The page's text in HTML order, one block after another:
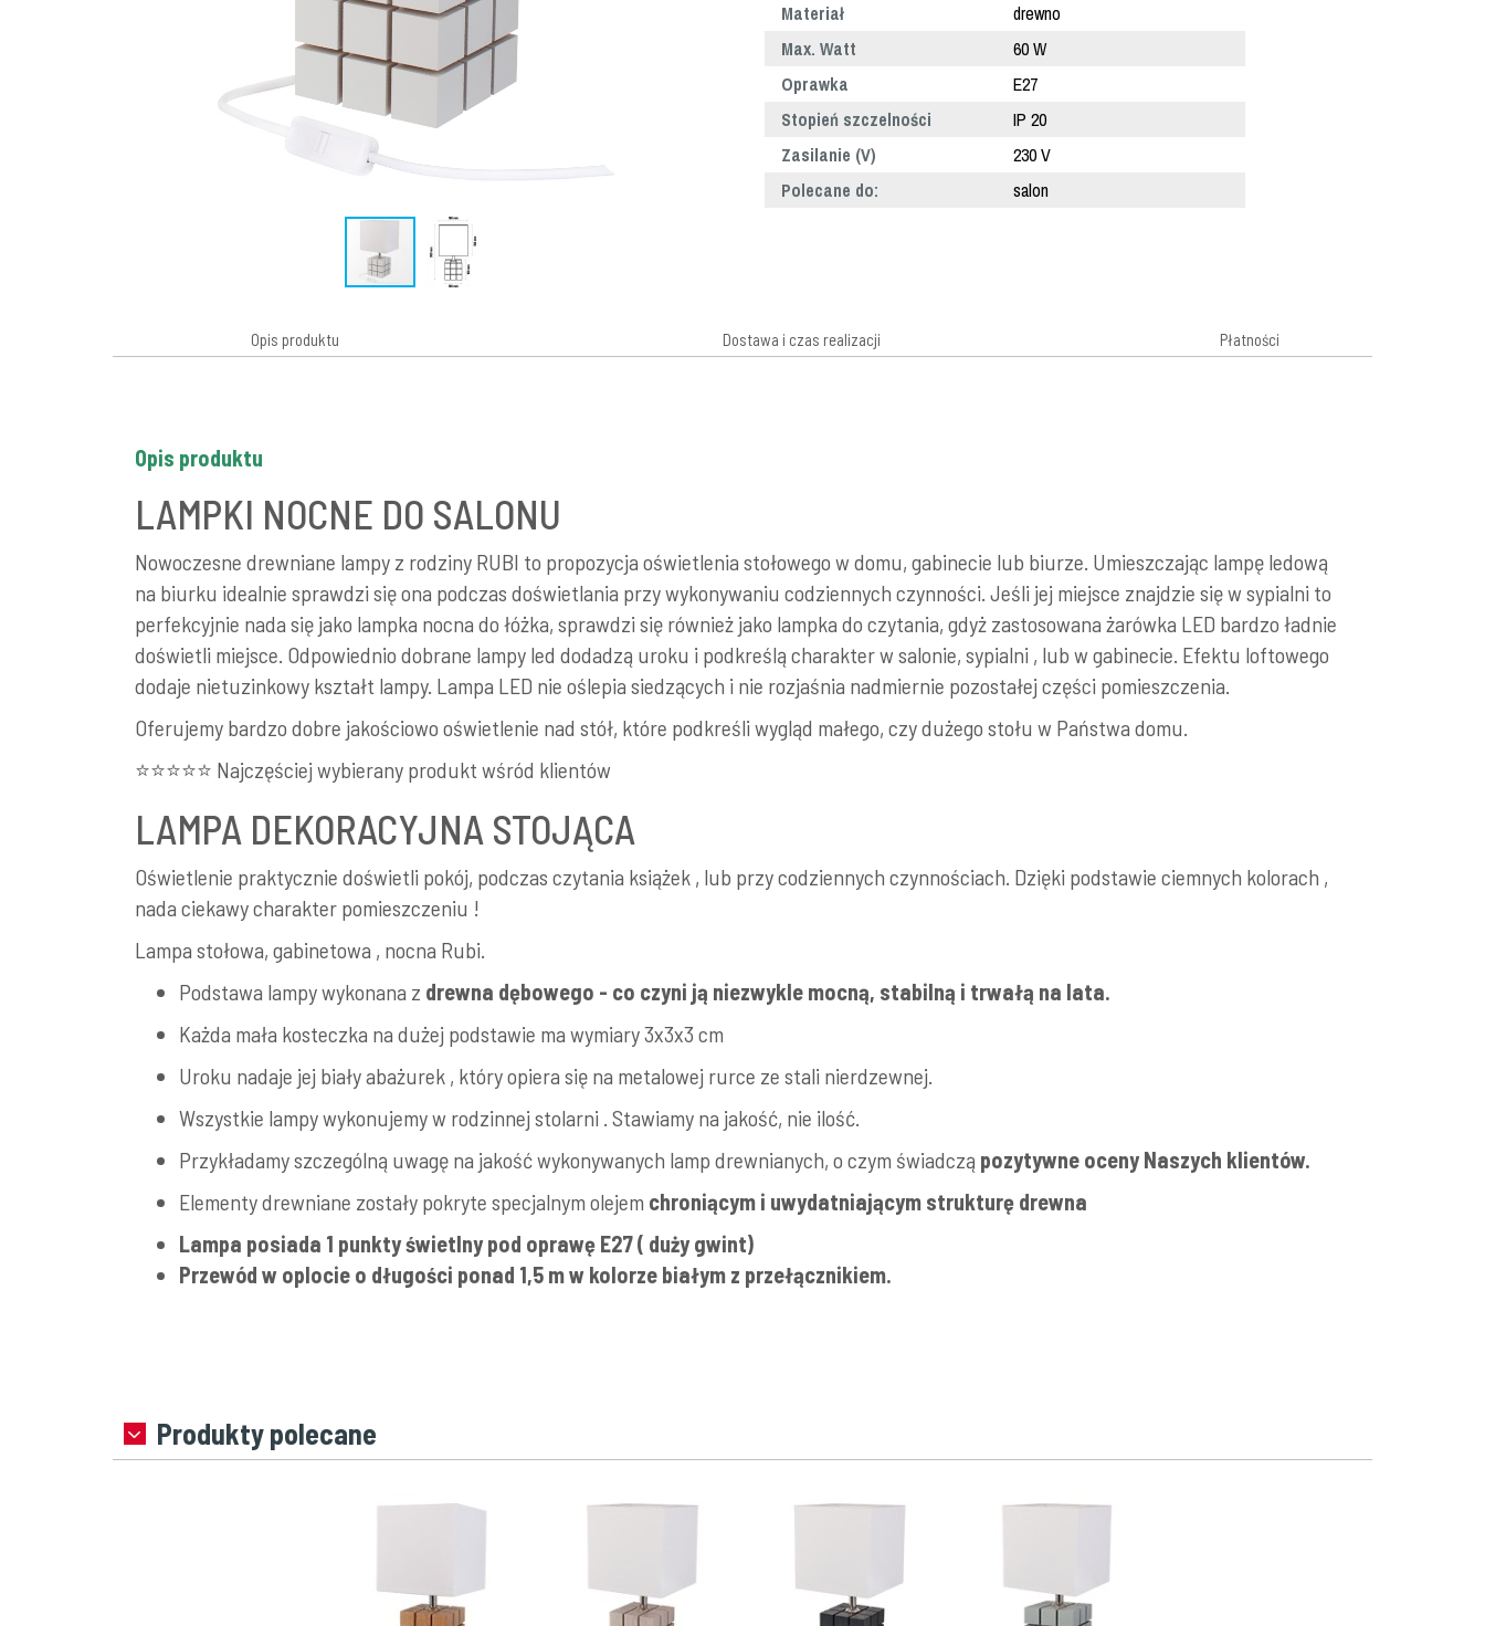
Materiał
drewno
Max. Watt
60 W
Oprawka
E27
Stopień szczelności
IP 20
Zasilanie (V)
230 V
Polecane do:
salon
Opis produktu Dostawa i czas realizacji Płatności
Opis produktu
LAMPKI NOCNE DO SALONU
Nowoczesne drewniane lampy z rodziny RUBI to propozycja oświetlenia stołowego w domu, gabinecie lub biurze. Umieszczając lampę ledową
na biurku idealnie sprawdzi się ona podczas doświetlania przy wykonywaniu codziennych czynności. Jeśli jej miejsce znajdzie się w sypialni to
perfekcyjnie nada się jako lampka nocna do łóżka, sprawdzi się również jako lampka do czytania, gdyż zastosowana żarówka LED bardzo ładnie
doświetli miejsce. Odpowiednio dobrane lampy led dodadzą uroku i podkreślą charakter w salonie, sypialni , lub w gabinecie. Efektu loftowego
dodaje nietuzinkowy kształt lampy. Lampa LED nie oślepia siedzących i nie rozjaśnia nadmiernie pozostałej części pomieszczenia.
Oferujemy bardzo dobre jakościowo oświetlenie nad stół, które podkreśli wygląd małego, czy dużego stołu w Państwa domu.
⭐⭐⭐⭐⭐ Najczęściej wybierany produkt wśród klientów
LAMPA DEKORACYJNA STOJĄCA
Oświetlenie praktycznie doświetli pokój, podczas czytania książek , lub przy codziennych czynnościach. Dzięki podstawie ciemnych kolorach ,
nada ciekawy charakter pomieszczeniu !
Lampa stołowa, gabinetowa , nocna Rubi.
Podstawa lampy wykonana z drewna dębowego - co czyni ją niezwykle mocną, stabilną i trwałą na lata.
Każda mała kosteczka na dużej podstawie ma wymiary 3x3x3 cm
Uroku nadaje jej biały abażurek , który opiera się na metalowej rurce ze stali nierdzewnej.
Wszystkie lampy wykonujemy w rodzinnej stolarni . Stawiamy na jakość, nie ilość.
Przykładamy szczególną uwagę na jakość wykonywanych lamp drewnianych, o czym świadczą pozytywne oceny Naszych klientów.
Elementy drewniane zostały pokryte specjalnym olejem chroniącym i uwydatniającym strukturę drewna
Lampa posiada 1 punkty świetlny pod oprawę E27 ( duży gwint)
Przewód w oplocie o długości ponad 1,5 m w kolorze białym z przełącznikiem.
Produkty polecane